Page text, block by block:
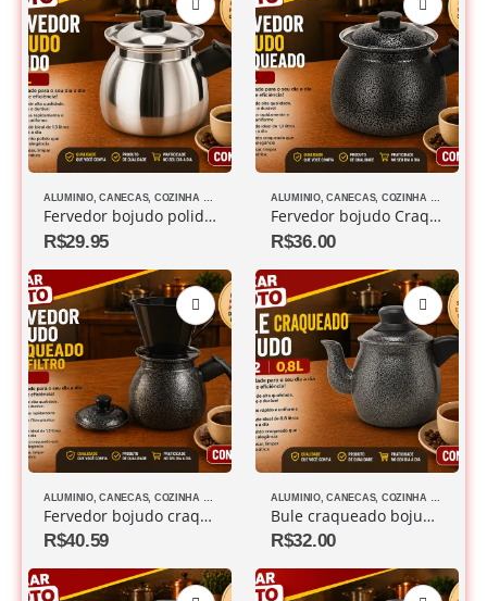
ALUMINIO,CANECAS, COZINHA DIVERSOS
Fervedor bojudo polido 1,3L
R$29.95
ALUMINIO,CANECAS, COZINHA DIVERSOS
Fervedor bojudo Craqueado 1,3L
R$36.00
ALUMINIO,CANECAS, COZINHA DIVERSOS
Fervedor bojudo craqueado com filtro 1,3L
R$40.59
ALUMINIO,CANECAS, COZINHA DIVERSOS
Bule craqueado bojudo Nº 2 0,8L
R$32.00